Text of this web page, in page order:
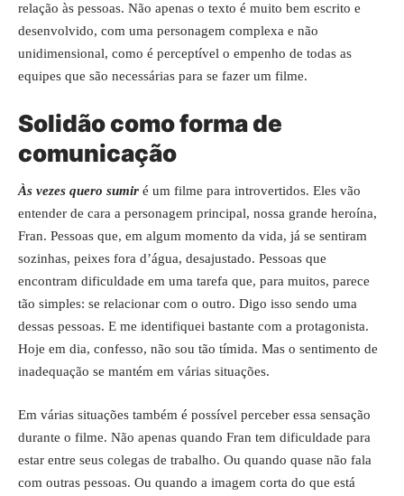
relação às pessoas. Não apenas o texto é muito bem escrito e
desenvolvido, com uma personagem complexa e não
unidimensional, como é perceptível o empenho de todas as
equipes que são necessárias para se fazer um filme.
Solidão como forma de
comunicação
Às vezes quero sumir é um filme para introvertidos. Eles vão
entender de cara a personagem principal, nossa grande heroína,
Fran. Pessoas que, em algum momento da vida, já se sentiram
sozinhas, peixes fora d’água, desajustado. Pessoas que
encontram dificuldade em uma tarefa que, para muitos, parece
tão simples: se relacionar com o outro. Digo isso sendo uma
dessas pessoas. E me identifiquei bastante com a protagonista.
Hoje em dia, confesso, não sou tão tímida. Mas o sentimento de
inadequação se mantém em várias situações.
Em várias situações também é possível perceber essa sensação
durante o filme. Não apenas quando Fran tem dificuldade para
estar entre seus colegas de trabalho. Ou quando quase não fala
com outras pessoas. Ou quando a imagem corta do que está